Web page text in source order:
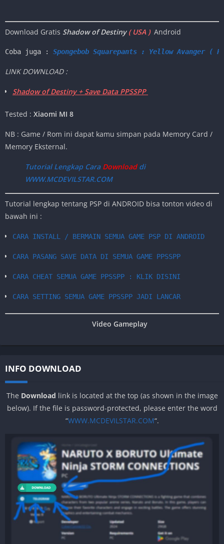
Download Gratis Shadow of Destiny ( USA ) Android
Coba juga : Spongebob Squarepants : Yellow Avanger (
LINK DOWNLOAD :
Shadow of Destiny + Save Data PPSSPP
Tested : Xiaomi MI 8
NB : Game / Rom ini dapat kamu simpan pada Memory Card /
Memory Eksternal.
Tutorial Lengkap CaraDownloaddi
WWW.MCDEVILSTAR.COM
Tutorial lengkap tentang PSP di ANDROID bisa tonton video di
bawah ini :
CARA INSTALL / BERMAIN SEMUA GAME PSP DI ANDROID
CARA PASANG SAVE DATA DI SEMUA GAME PPSSPP
CARA CHEAT SEMUA GAME PPSSPP : KLIK DISINI
CARA SETTING SEMUA GAME PPSSPP JADI LANCAR
Video Gameplay
INFO DOWNLOAD
The Download link is located at the top (as shown in the image
below). If the file is password-protected, please enter the word
“WWW.MCDEVILSTAR.COM“.